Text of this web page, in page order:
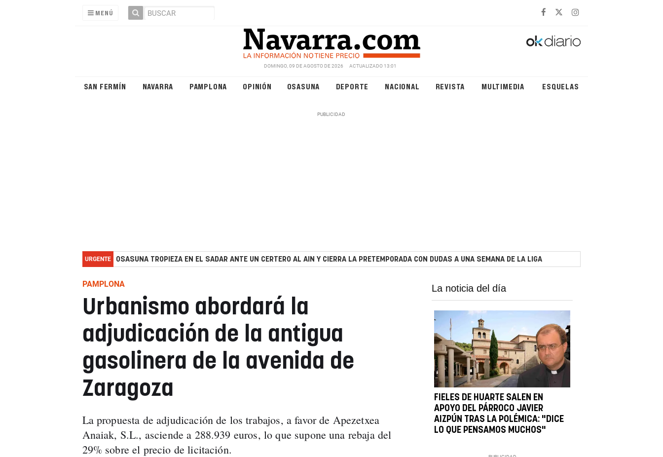
MENÚ
DOMINGO, 09 DE AGOSTO DE 2026 ACTUALIZADO 13:01
SAN FERMÍN NAVARRA PAMPLONA OPINIÓN OSASUNA DEPORTE NACIONAL REVISTA MULTIMEDIA ESQUELAS
URGENTE OSASUNA TROPIEZA EN EL SADAR ANTE UN CERTERO AL AIN Y CIERRA LA PRETEMPORADA CON DUDAS A UNA SEMANA DE LA LIGA
PAMPLONA
Urbanismo abordará la
adjudicación de la antigua
gasolinera de la avenida de
Zaragoza
La propuesta de adjudicación de los trabajos, a favor de Apezetxea
Anaiak, S.L., asciende a 288.939 euros, lo que supone una rebaja del
29% sobre el precio de licitación.
La noticia del día
FIELES DE HUARTE SALEN EN
APOYO DEL PÁRROCO JAVIER
AIZPÚN TRAS LA POLÉMICA: "DICE
LO QUE PENSAMOS MUCHOS"